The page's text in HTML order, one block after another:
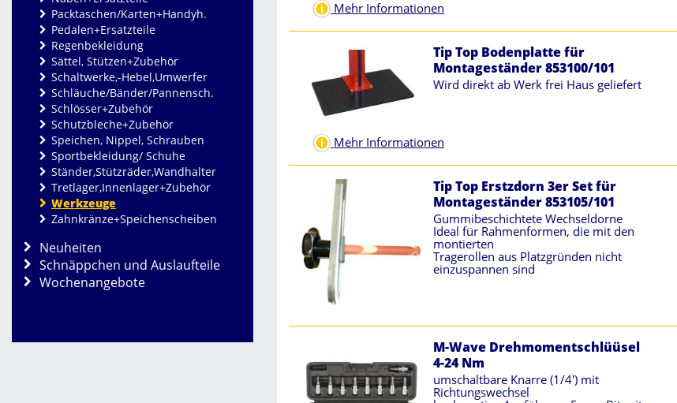
Packtaschen/Karten+Handyh.
Pedalen+Ersatzteile
Regenbekleidung
Sättel, Stützen+Zubehör
Schaltwerke,-Hebel,Umwerfer
Schläuche/Bänder/Pannensch.
Schlösser+Zubehör
Schutzbleche+Zubehör
Speichen, Nippel, Schrauben
Sportbekleidung/ Schuhe
Ständer,Stützräder,Wandhalter
Tretlager,Innenlager+Zubehör
Werkzeuge
Zahnkränze+Speichenscheiben
Neuheiten
Schnäppchen und Auslaufteile
Wochenangebote
Mehr Informationen
Tip Top Bodenplatte für
Montageständer 853100/101
Wird direkt ab Werk frei Haus geliefert
Mehr Informationen
Tip Top Erstzdorn 3er Set für
Montageständer 853105/101
Gummibeschichtete Wechseldorne
Ideal für Rahmenformen, die mit den
montierten
Tragerollen aus Platzgründen nicht
einzuspannen sind
M-Wave Drehmomentschlüüsel
4-24 Nm
umschaltbare Knarre (1/4') mit
Richtungswechsel